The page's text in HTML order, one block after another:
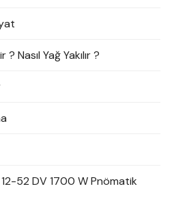
Nasıl Yağ Yakılır ?
52 DV 1700 W Pnömatik